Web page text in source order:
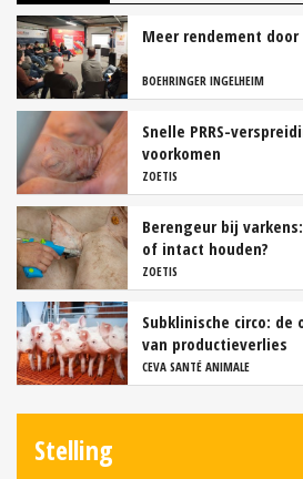
Meer rendement
BOEHRINGER INGELHEIM
Snelle PRRS-
voorkomen
ZOETIS
Berengeur bij
of intact houden?
ZOETIS
Subklinische circo:
van productieverlies
CEVA SANTÉ ANIMALE
Stelling